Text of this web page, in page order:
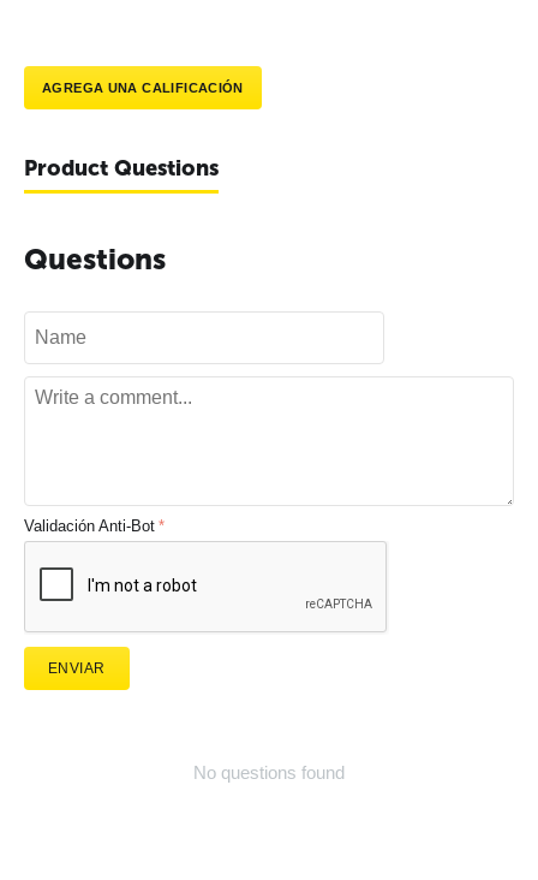
AGREGA UNA CALIFICACIÓN
Product Questions
Questions
Validación Anti-Bot
ENVIAR
No questions found